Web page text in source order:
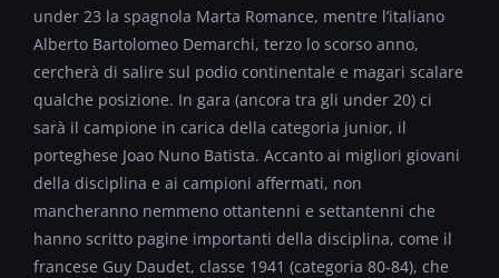
under 23 la spagnola Marta Romance, mentre l’italiano
Alberto Bartolomeo Demarchi, terzo lo scorso anno,
cercherà di salire sul podio continentale e magari scalare
qualche posizione. In gara (ancora tra gli under 20) ci
sarà il campione in carica della categoria junior, il
porteghese Joao Nuno Batista. Accanto ai migliori giovani
della disciplina e ai campioni affermati, non
mancheranno nemmeno ottantenni e settantenni che
hanno scritto pagine importanti della disciplina, come il
francese Guy Daudet, classe 1941 (categoria 80-84), che